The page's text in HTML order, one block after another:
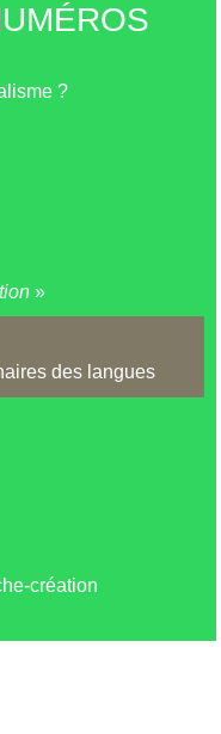
?
»
des langues
création